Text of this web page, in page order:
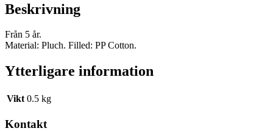
Beskrivning
Från 5 år.
Material: Pluch. Filled: PP Cotton.
Ytterligare information
Vikt 0.5 kg
Kontakt